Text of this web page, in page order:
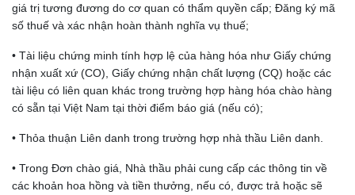
giá trị tương đương do cơ quan có thẩm quyền cấp; Đăng ký mã
số thuế và xác nhận hoàn thành nghĩa vụ thuế;
• Tài liệu chứng minh tính hợp lệ của hàng hóa như Giấy chứng
nhận xuất xứ (CO), Giấy chứng nhận chất lượng (CQ) hoặc các
tài liệu có liên quan khác trong trường hợp hàng hóa chào hàng
có sẵn tại Việt Nam tại thời điểm báo giá (nếu có);
• Thỏa thuận Liên danh trong trường hợp nhà thầu Liên danh.
• Trong Đơn chào giá, Nhà thầu phải cung cấp các thông tin về
các khoản hoa hồng và tiền thưởng, nếu có, được trả hoặc sẽ